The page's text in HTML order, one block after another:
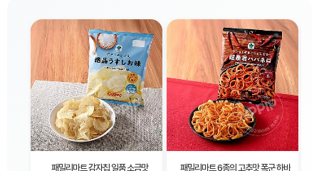
패밀리마트 감자칩 일품 소금맛 패밀리마트 6종의 고추맛 폭군 하바네로